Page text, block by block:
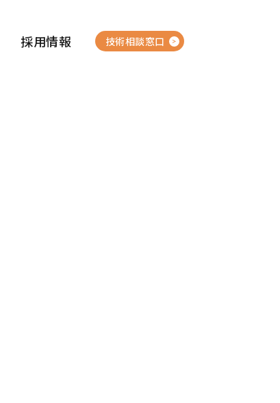
採用情報 技術相談窓口